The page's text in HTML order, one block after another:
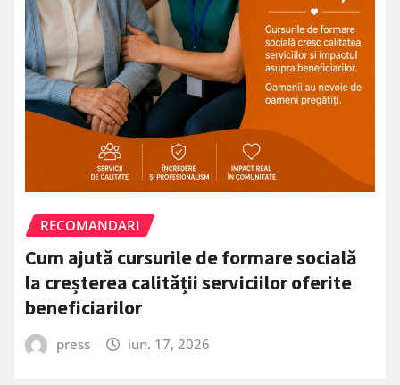
RECOMANDARI
Cum ajută cursurile de formare socială
la creșterea calității serviciilor oferite
beneficiarilor
press iun. 17, 2026